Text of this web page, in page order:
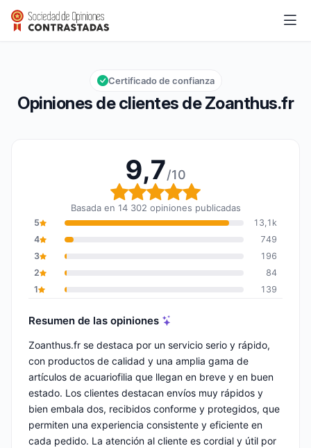
Zoanthus.fr
Calificación global: 9,7 de 10
9,7/10
Opiniones de clientes de Zoanthus.fr
Certificado de confianza
9,7/10
Calificación global: 9,7
Basada en 14 302 opiniones publicadas
5
13,1k
4
749
3
196
2
84
1
139
Resumen de las opiniones
Zoanthus.fr se destaca por un servicio serio y rápido,
con productos de calidad y una amplia gama de
artículos de acuariofilia que llegan en breve y en buen
estado. Los clientes destacan envíos muy rápidos y
bien embala dos, recibidos conforme y protegidos, que
permiten una experiencia consistente y eficiente en
cada pedido. La atención al cliente es cordial y útil por